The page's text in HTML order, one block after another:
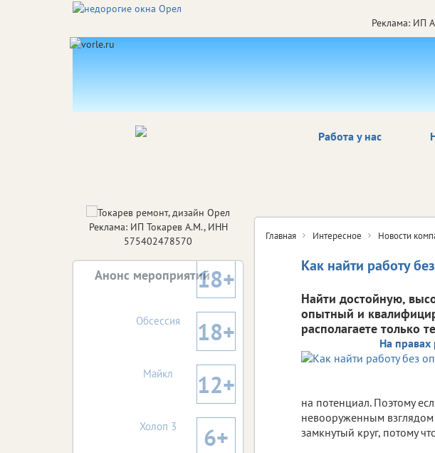
Реклама: ИП
Работа у нас
Главная Интересное Новости
Как найти работу
Найти достойную,
опытный и
располагаете только
На
на потенциал. Поэтому
невооруженным взглядом
замкнутый круг, потому
Реклама: ИП Токарев А.М., ИНН
575402478570
Анонс мероприятий18+
Обсессия 18+
Майкл 12+
Холоп 3 6+